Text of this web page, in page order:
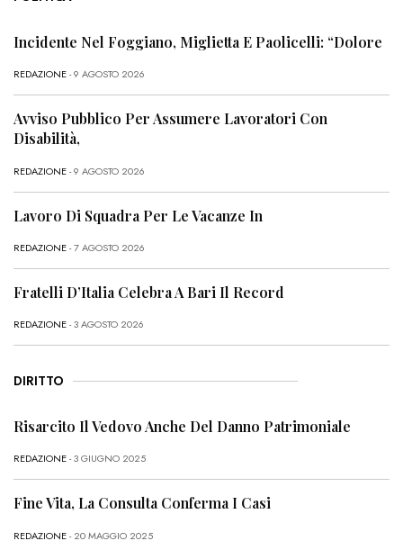
Incidente Nel Foggiano, Miglietta E Paolicelli: “Dolore
REDAZIONE- 9 AGOSTO 2026
Avviso Pubblico Per Assumere Lavoratori Con
Disabilità,
REDAZIONE- 9 AGOSTO 2026
Lavoro Di Squadra Per Le Vacanze In
REDAZIONE- 7 AGOSTO 2026
Fratelli D’Italia Celebra A Bari Il Record
REDAZIONE- 3 AGOSTO 2026
DIRITTO
Risarcito Il Vedovo Anche Del Danno Patrimoniale
REDAZIONE- 3 GIUGNO 2025
Fine Vita, La Consulta Conferma I Casi
REDAZIONE- 20 MAGGIO 2025